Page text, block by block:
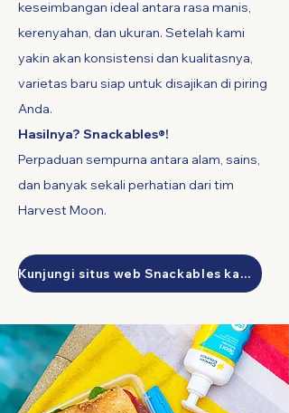
keseimbangan ideal antara rasa manis,
kerenyahan, dan ukuran. Setelah kami
yakin akan konsistensi dan kualitasnya,
varietas baru siap untuk disajikan di piring
Anda.
Hasilnya? Snackables®!
Perpaduan sempurna antara alam, sains,
dan banyak sekali perhatian dari tim
Harvest Moon.
Kunjungi situs web Snackables kami!